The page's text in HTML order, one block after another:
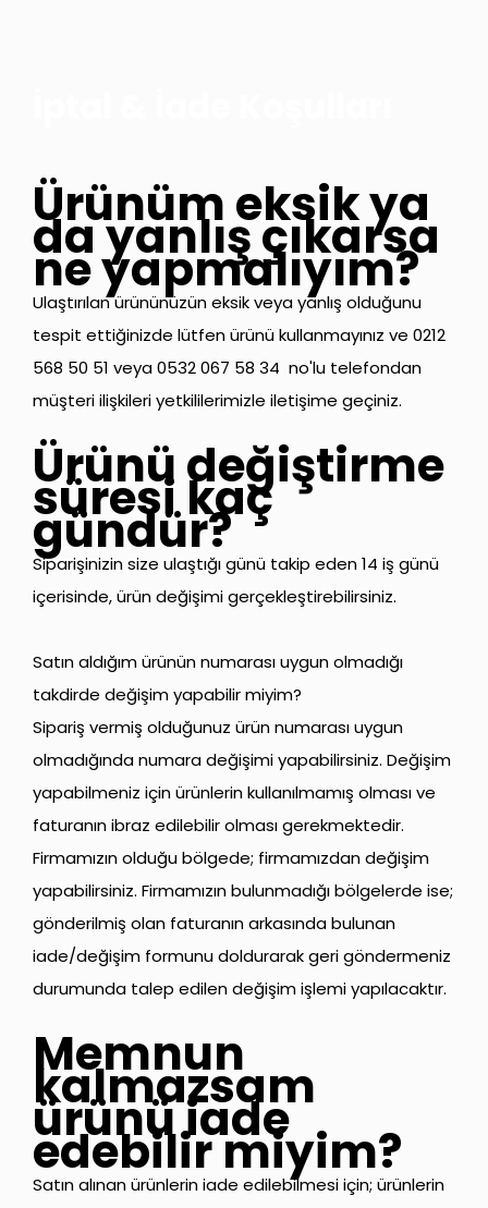
Ürünüm eksik ya
da yanlış çıkarsa
ne yapmalıyım?
Ulaştırılan ürününüzün eksik veya yanlış olduğunu
tespit ettiğinizde lütfen ürünü kullanmayınız ve 0212
568 50 51 veya 0532 067 58 34 no'lu telefondan
müşteri ilişkileri yetkililerimizle iletişime geçiniz.
Ürünü değiştirme
süresi kaç
gündür?
Siparişinizin size ulaştığı günü takip eden 14 iş günü
içerisinde, ürün değişimi gerçekleştirebilirsiniz.
Satın aldığım ürünün numarası uygun olmadığı
takdirde değişim yapabilir miyim?
Sipariş vermiş olduğunuz ürün numarası uygun
olmadığında numara değişimi yapabilirsiniz. Değişim
yapabilmeniz için ürünlerin kullanılmamış olması ve
faturanın ibraz edilebilir olması gerekmektedir.
Firmamızın olduğu bölgede; firmamızdan değişim
yapabilirsiniz. Firmamızın bulunmadığı bölgelerde ise;
gönderilmiş olan faturanın arkasında bulunan
iade/değişim formunu doldurarak geri göndermeniz
durumunda talep edilen değişim işlemi yapılacaktır.
Memnun
kalmazsam
ürünü iade
edebilir miyim?
Satın alınan ürünlerin iade edilebilmesi için; ürünlerin